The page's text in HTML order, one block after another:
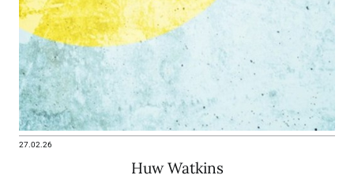
27.02.26
Huw Watkins